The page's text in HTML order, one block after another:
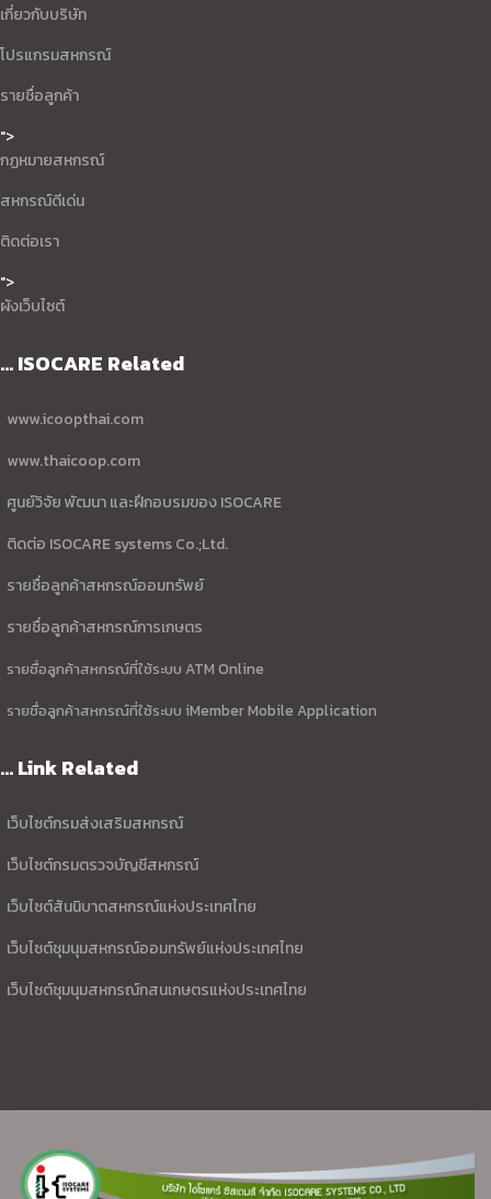
เกี่ยวกับบริษัท
โปรแกรมสหกรณ์
รายชื่อลูกค้า
">
กฏหมายสหกรณ์
สหกรณ์ดีเด่น
ติดต่อเรา
">
ผังเว็บไซต์
... ISOCARE Related
www.icoopthai.com
www.thaicoop.com
ศูนย์วิจัย พัฒนา และฝึกอบรมของ ISOCARE
ติดต่อ ISOCARE systems Co.;Ltd.
รายชื่อลูกค้าสหกรณ์ออมทรัพย์
รายชื่อลูกค้าสหกรณ์การเกษตร
รายชื่อลูกค้าสหกรณ์ที่ใช้ระบบ ATM Online
รายชื่อลูกค้าสหกรณ์ที่ใช้ระบบ iMember Mobile Application
... Link Related
เว็บไซต์กรมส่งเสริมสหกรณ์
เว็บไซต์กรมตรวจบัญชีสหกรณ์
เว็บไซต์สันนิบาตสหกรณ์แห่งประเทศไทย
เว็บไซต์ชุมนุมสหกรณ์ออมทรัพย์แห่งประเทศไทย
เว็บไซต์ชุมนุมสหกรณ์กสนเกษตรแห่งประเทศไทย